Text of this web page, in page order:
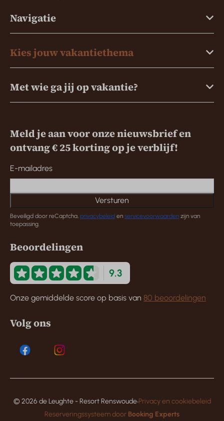
Navigatie
Kies jouw vakantiethema
Met wie ga jij op vakantie?
Meld je aan voor onze nieuwsbrief en
ontvang € 25 korting op je verblijf!
E-mailadres
Versturen
Beveiligd door reCaptcha, privacybeleid en servicevoorwaarden zijn van
toepassing.
Beoordelingen
9.3
Onze gemiddelde score op basis van 80 beoordelingen
Volg ons
© 2026 de Leughte - Resort Renswoude·Privacy en cookiebeleid
Reserveringssysteem door Booking Experts